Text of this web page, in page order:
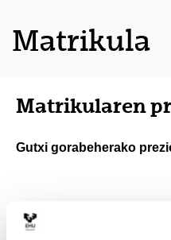
Matrikula
Matrikularen
Gutxi gorabeherako
Sartzeko profila